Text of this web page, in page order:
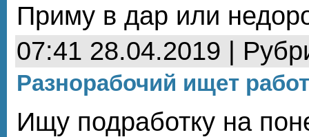
Приму в дар или
07:41 28.04.2019 |
Разнорабочий ищет
Ищу подработку на